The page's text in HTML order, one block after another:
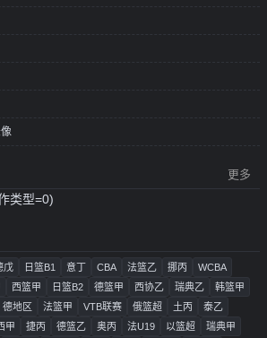
更多
类型=0)
戊 日篮B1 意丁 CBA 法篮乙 挪丙
WCBA
西篮甲 日篮B2 德篮甲 西协乙 瑞典乙
韩篮甲
德地区 法篮甲 VTB联赛 俄篮超 土丙
泰乙
甲 捷丙 德篮乙 奥丙 法U19 以篮超
瑞典甲